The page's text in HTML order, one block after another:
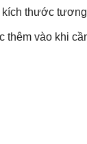
thước
thêm vào khi